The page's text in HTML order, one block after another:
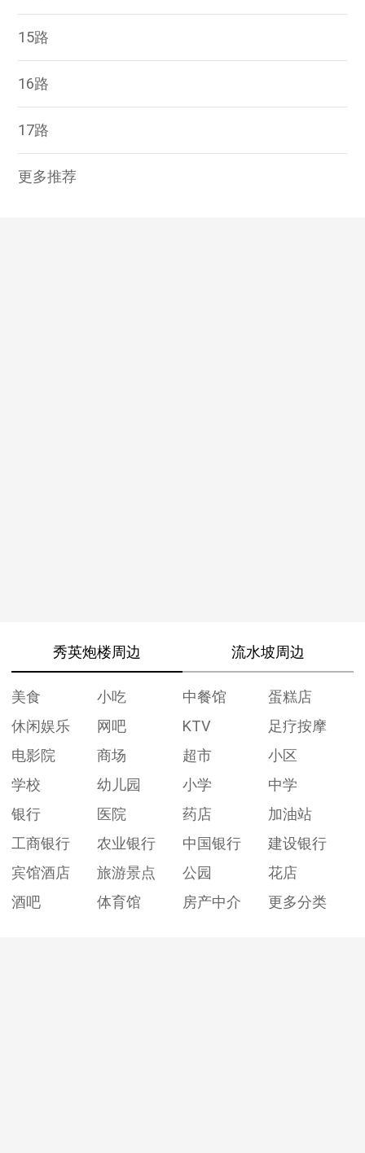
15路
16路
17路
更多推荐
秀英炮楼周边 流水坡周边
美食 小吃 中餐馆
蛋糕店
休闲娱乐
网吧 KTV
足疗按摩
电影院
商场 超市
小区
学校
幼儿园 小学
中学
银行
医院 药店
加油站
工商银行
农业银行 中国银行
建设银行
宾馆酒店
旅游景点 公园
花店
酒吧
体育馆 房产中介 更多分类